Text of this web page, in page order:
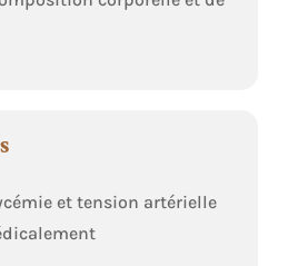
et tension artérielle